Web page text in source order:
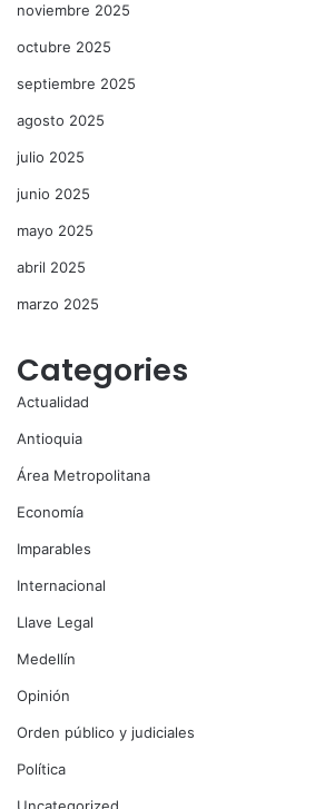
noviembre 2025
octubre 2025
septiembre 2025
agosto 2025
julio 2025
junio 2025
mayo 2025
abril 2025
marzo 2025
Categories
Actualidad
Antioquia
Área Metropolitana
Economía
Imparables
Internacional
Llave Legal
Medellín
Opinión
Orden público y judiciales
Política